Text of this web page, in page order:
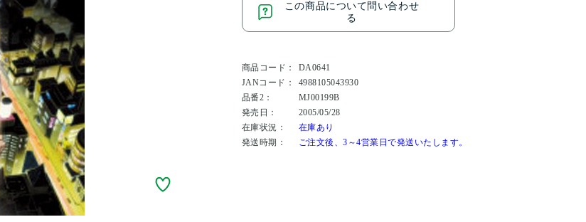
この商品について問い合わせ
る
商品コード：
DA0641
JANコード：
4988105043930
品番2：
MJ00199B
発売日：
2005/05/28
在庫状況：
在庫あり
発送時期：
ご注文後、3～4営業日で発送いたします。